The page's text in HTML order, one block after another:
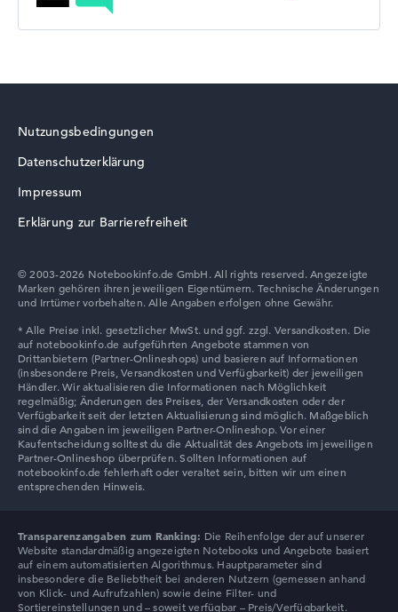
Nutzungsbedingungen
Datenschutzerklärung
Impressum
Erklärung zur Barrierefreiheit
© 2003-2026 Notebookinfo.de GmbH. All rights reserved. Angezeigte
Marken gehören ihren jeweiligen Eigentümern. Technische Änderungen
und Irrtümer vorbehalten. Alle Angaben erfolgen ohne Gewähr.
Transparenzangaben zum Ranking: Die Reihenfolge der auf unserer
Website standardmäßig angezeigten Notebooks und Angebote basiert
auf einem automatisierten Algorithmus. Hauptparameter sind
insbesondere die Beliebtheit bei anderen Nutzern (gemessen anhand
von Klick- und Aufrufzahlen) sowie deine Filter- und
Sortiereinstellungen und – soweit verfügbar – Preis/Verfügbarkeit.